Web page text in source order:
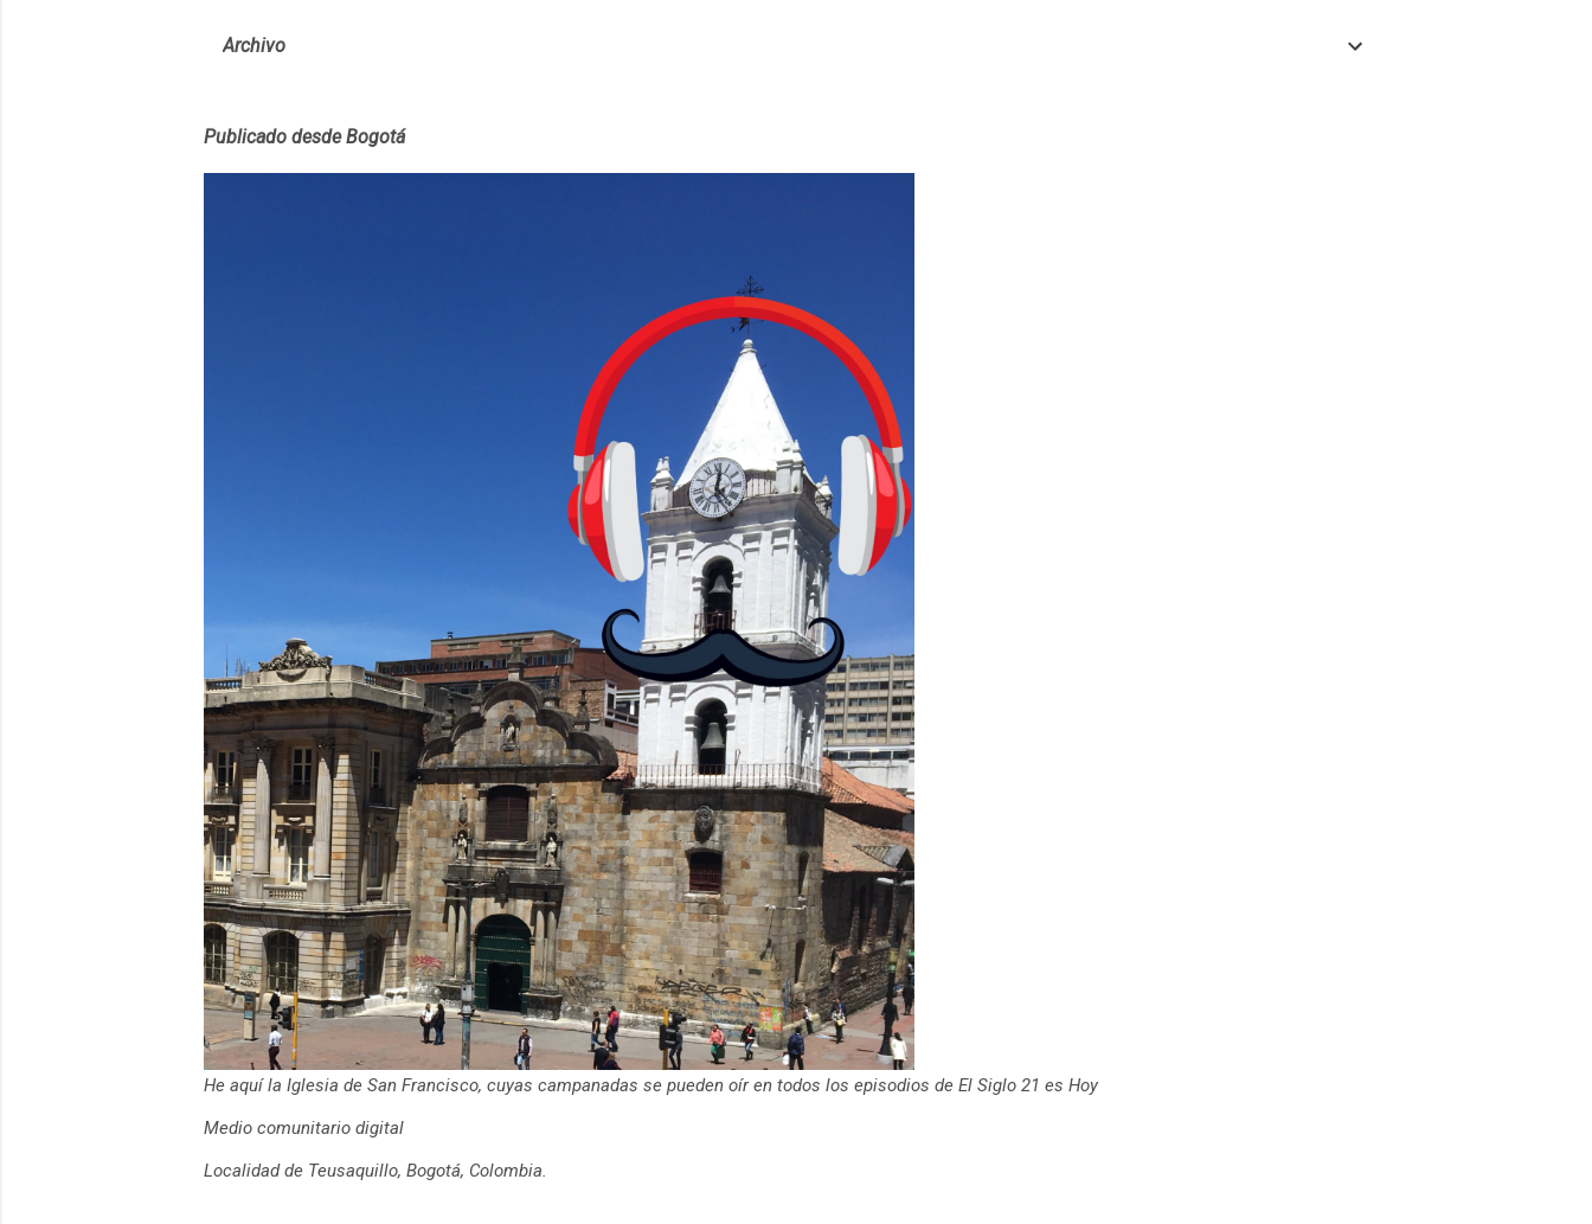
Archivo
Publicado desde Bogotá
He aquí la Iglesia de San Francisco, cuyas campanadas se pueden oír en todos los episodios de El Siglo 21 es Hoy
Medio comunitario digital
Localidad de Teusaquillo, Bogotá, Colombia.